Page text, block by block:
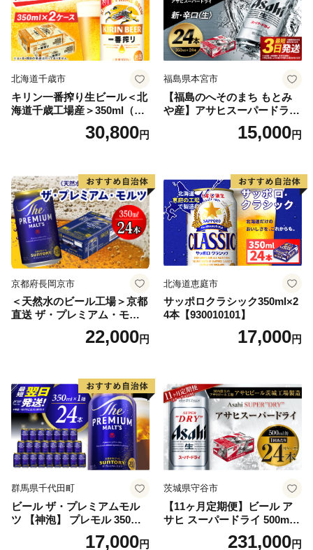
北海道千歳市
キリン一番搾り生ビール＜北
海道千歳工場産＞350ml（24
30,800円
福島県本宮市
【福島のへそのまち もとみ
や産】アサヒスーパードライ
350ml×24本 合計8.4L 1ケー
ス アルコール度数5% 缶ビー
口 送料無料 カメイ 本宮市
【07214-0206】
15,000円
京都府長岡京市
＜天然水のビール工場＞京都
直送 ザ・プレミアム・モル
ツ 350ml×24本 プレモル [149
22,000円
北海道恵庭市
サッポロクラシック350ml×2
4本【930010101】
17,000円
群馬県千代田町
ビール ザ・プレミアムモル
ツ 【神泡】 プレモル 350ml
× 24本 サントリー〈天然水の
ビール工場〉群馬※沖縄・離
17,000円
茨城県守谷市
【11ヶ月定期便】ビール ア
サヒ スーパードライ 500ml 2
4本 1ケース×11ヶ月 | アサヒ
ビール 究極の辛口 酒 お酒 ア
231,000円